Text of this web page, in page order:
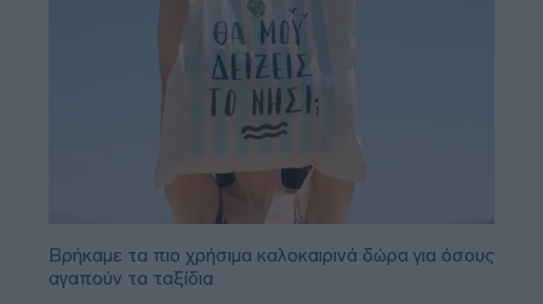
Βρήκαμε τα πιο χρήσιμα καλοκαιρινά δώρα για όσους
αγαπούν τα ταξίδια